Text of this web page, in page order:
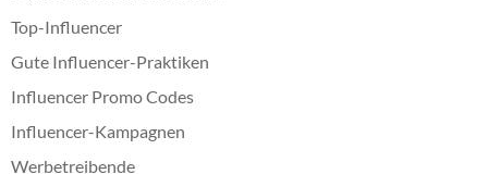
Top-Influencer
Gute Influencer-Praktiken
Influencer Promo Codes
Influencer-Kampagnen
Werbetreibende